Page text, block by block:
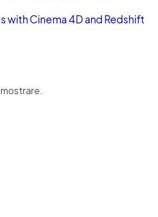
with Cinema 4D and Redshift